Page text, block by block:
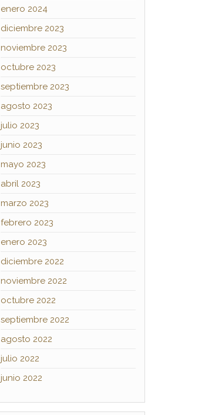
enero 2024
diciembre 2023
noviembre 2023
octubre 2023
septiembre 2023
agosto 2023
julio 2023
junio 2023
mayo 2023
abril 2023
marzo 2023
febrero 2023
enero 2023
diciembre 2022
noviembre 2022
octubre 2022
septiembre 2022
agosto 2022
julio 2022
junio 2022